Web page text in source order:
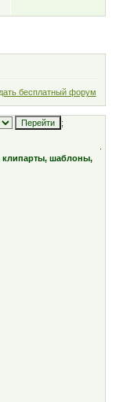
бесплатный форум
;
клипарты, шаблоны,